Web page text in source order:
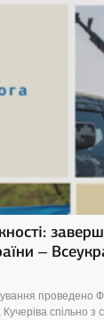
–
проведено
Кучеріва спільно